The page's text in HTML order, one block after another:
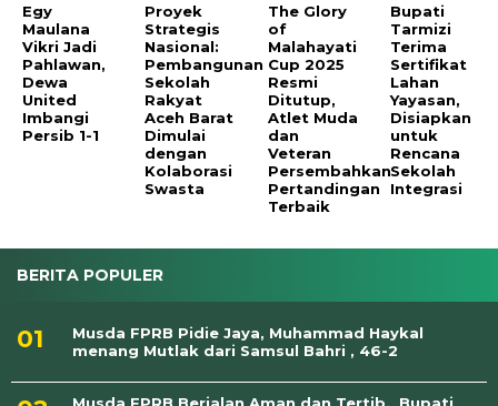
Egy
Maulana
Vikri Jadi
Pahlawan,
Dewa
United
Imbangi
Persib 1-1
Proyek
Strategis
Nasional:
Pembangunan
Sekolah
Rakyat
Aceh Barat
Dimulai
dengan
Kolaborasi
Swasta
The Glory
of
Malahayati
Cup 2025
Resmi
Ditutup,
Atlet Muda
dan
Veteran
Persembahkan
Pertandingan
Terbaik
Bupati
Tarmizi
Terima
Sertifikat
Lahan
Yayasan,
Disiapkan
untuk
Rencana
Sekolah
Integrasi
BERITA POPULER
Musda FPRB Pidie Jaya, Muhammad Haykal
menang Mutlak dari Samsul Bahri , 46-2